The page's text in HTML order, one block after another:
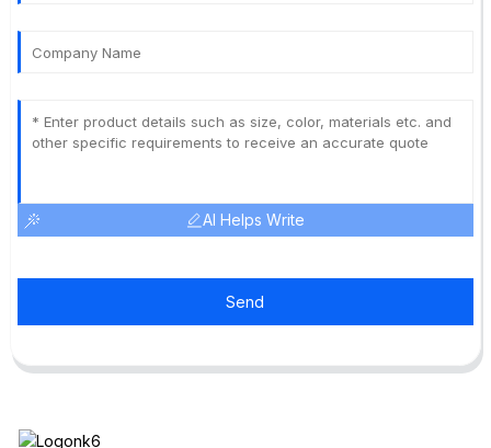
AI Helps Write
Send